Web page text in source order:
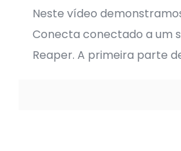
Neste vídeo
Conecta conectado a um
Reaper. A primeira parte